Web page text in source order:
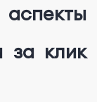
за клик